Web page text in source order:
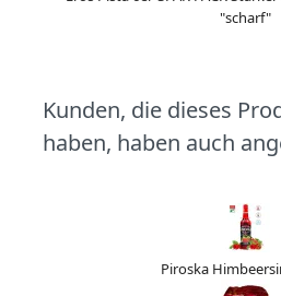
"scharf"
Kunden, die dieses
haben, haben auch
Piroska